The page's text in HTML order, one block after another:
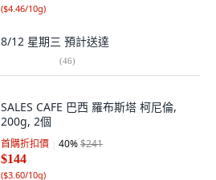
($4.46/10g)
8/12 星期三 預計送達
(46)
SALES CAFE 巴西 羅布斯塔 柯尼倫,
200g, 2個
首購折扣價 40%$241
$144
($3.60/10g)